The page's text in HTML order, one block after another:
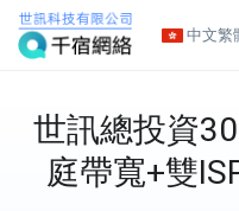
中文繁
世訊總投資
庭帶寬+雙